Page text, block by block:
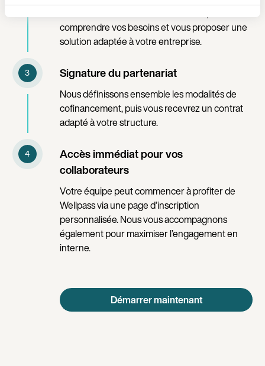
comprendre vos besoins et vous proposer une
solution adaptée à votre entreprise.
Signature du partenariat
Nous définissons ensemble les modalités de
cofinancement, puis vous recevrez un contrat
adapté à votre structure.
Accès immédiat pour vos
collaborateurs
Votre équipe peut commencer à profiter de
Wellpass via une page d’inscription
personnalisée. Nous vous accompagnons
également pour maximiser l’engagement en
interne.
Démarrer maintenant